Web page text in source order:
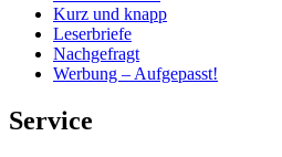
Kurz und knapp
Leserbriefe
Nachgefragt
Werbung – Aufgepasst!
Service